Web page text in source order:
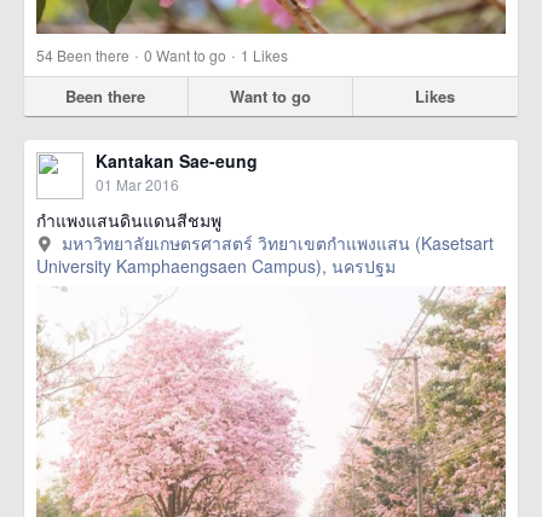
54 Been there · 0 Want to go · 1 Likes
Been there Want to go Likes
Kantakan Sae-eung
01 Mar 2016
กำแพงแสนดินแดนสีชมพู
มหาวิทยาลัยเกษตรศาสตร์ วิทยาเขตกำแพงแสน (Kasetsart
University Kamphaengsaen Campus), นครปฐม